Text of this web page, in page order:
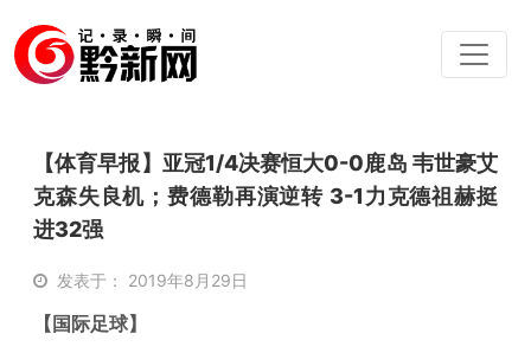
【体育早报】亚冠1/4决赛恒大0-0鹿岛 韦世豪艾
克森失良机；费德勒再演逆转 3-1力克德祖赫挺
进32强
发表于： 2019年8月29日
【国际足球】